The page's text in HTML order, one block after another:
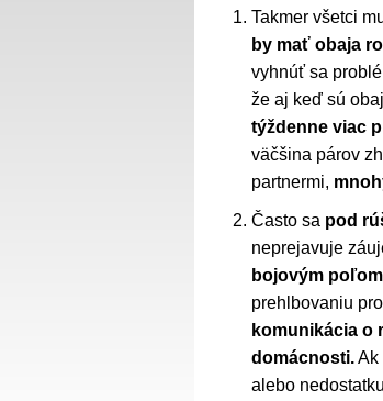
Takmer všetci
by mať obaja
vyhnúť sa
že aj keď sú
týždenne viac
väčšina párov
partnermi,
Často sa pod
neprejavuje
bojovým
prehlbovaniu
komunikácia o
domácnosti.Ak
alebo